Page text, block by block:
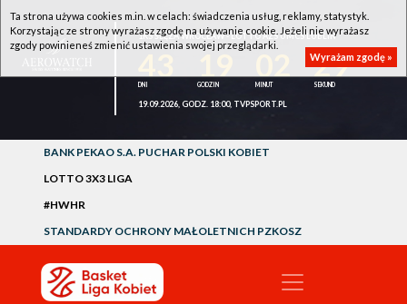
1KS ŚLĘZA WROCŁAW - LOTTO AZS UMCS LUBLIN
29
19.09.2026, GODZ. 18:00, TVPSPORT.PL
BANK PEKAO S.A. PUCHAR POLSKI KOBIET
LOTTO 3X3 LIGA
#HWHR
STANDARDY OCHRONY MAŁOLETNICH PZKOSZ
Ta strona używa cookies m.in. w celach: świadczenia usług, reklamy, statystyk.
Korzystając ze strony wyrażasz zgodę na używanie cookie. Jeżeli nie wyrażasz
zgody powinieneś zmienić ustawienia swojej przeglądarki.
Wyrażam zgodę »